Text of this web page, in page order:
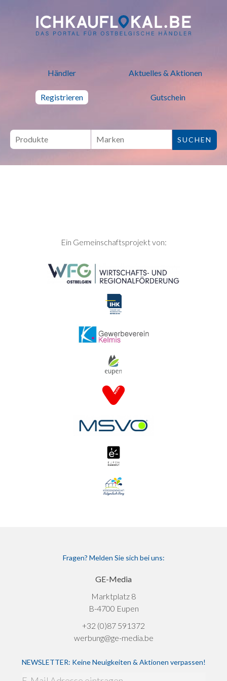
ich kauf lokal - Bei lokalen
Händler Aktuelles & Aktionen
Registrieren Gutschein
SEITENFUSSEin Gemeinschaftsprojekt von:
Fragen? Melden Sie sich bei uns:
GE-Media
Marktplatz 8
B-4700 Eupen
+32 (0)87 591372
werbung@ge-media.be
NEWSLETTER: Keine Neuigkeiten & Aktionen verpassen!